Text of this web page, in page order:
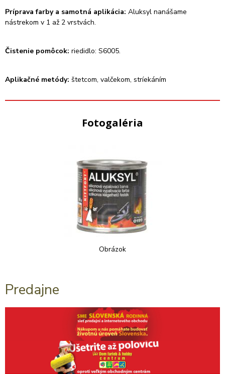
Príprava farby a samotná aplikácia: Aluksyl nanášame
nástrekom v 1 až 2 vrstvách.
Čistenie pomôcok: riedidlo: S6005.
Aplikačné metódy: štetcom, valčekom, stríekáním
Fotogaléria
Obrázok
Predajne